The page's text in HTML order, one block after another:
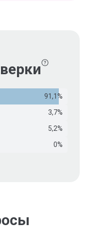
91,1%
3,7%
5,2%
0%